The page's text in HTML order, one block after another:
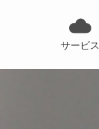
サービス